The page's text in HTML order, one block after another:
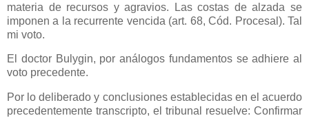
materia de recursos y agravios. Las costas de alzada se
imponen a la recurrente vencida (art. 68, Cód. Procesal). Tal
mi voto.
El doctor Bulygin, por análogos fundamentos se adhiere al
voto precedente.
Por lo deliberado y conclusiones establecidas en el acuerdo
precedentemente transcripto, el tribunal resuelve: Confirmar